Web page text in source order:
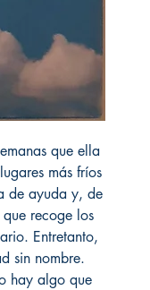
que ella
más fríos
de ayuda y, de
recoge los
Entretanto,
sin nombre.
hay algo que